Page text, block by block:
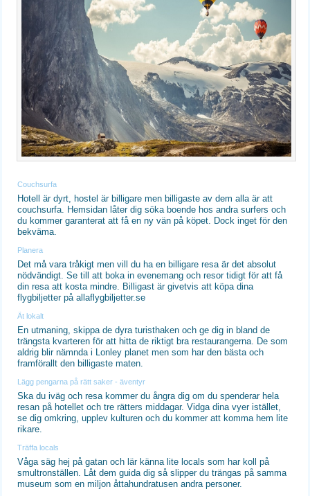
Couchsurfa
Hotell är dyrt, hostel är billigare men billigaste av dem alla är att
couchsurfa. Hemsidan låter dig söka boende hos andra surfers och
du kommer garanterat att få en ny vän på köpet. Dock inget för den
bekväma.
Planera
Det må vara tråkigt men vill du ha en billigare resa är det absolut
nödvändigt. Se till att boka in evenemang och resor tidigt för att få
din resa att kosta mindre. Billigast är givetvis att köpa dina
flygbiljetter på allaflygbiljetter.se
Ät lokalt
En utmaning, skippa de dyra turisthaken och ge dig in bland de
trängsta kvarteren för att hitta de riktigt bra restaurangerna. De som
aldrig blir nämnda i Lonley planet men som har den bästa och
framförallt den billigaste maten.
Lägg pengarna på rätt saker - äventyr
Ska du iväg och resa kommer du ångra dig om du spenderar hela
resan på hotellet och tre rätters middagar. Vidga dina vyer istället,
se dig omkring, upplev kulturen och du kommer att komma hem lite
rikare.
Träffa locals
Våga säg hej på gatan och lär känna lite locals som har koll på
smultronställen. Låt dem guida dig så slipper du trängas på samma
museum som en miljon åttahundratusen andra personer.